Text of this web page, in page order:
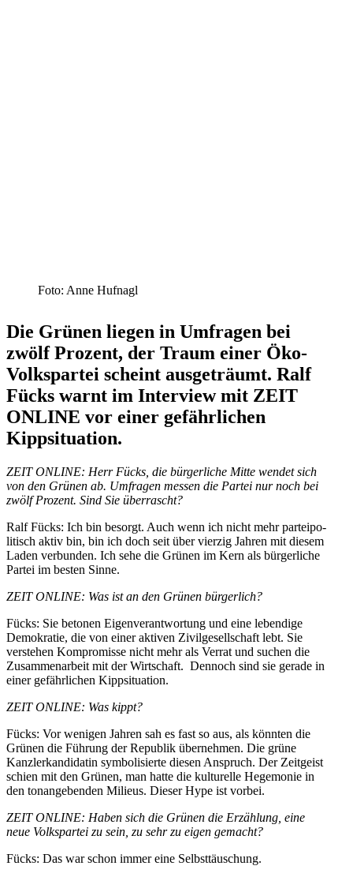
Foto: Anne Hufnagl
Die Grünen liegen in Umfragen bei
zwölf Prozent, der Traum einer Öko-
Volks­partei scheint ausge­träumt. Ralf
Fücks warnt im Interview mit ZEIT
ONLINE vor einer gefähr­lichen
Kippsituation.
ZEIT ONLINE: Herr Fücks, die bürger­liche Mitte wendet sich
von den Grünen ab. Umfragen messen die Partei nur noch bei
zwölf Prozent. Sind Sie überrascht?
Ralf Fücks: Ich bin besorgt. Auch wenn ich nicht mehr partei­po­
li­tisch aktiv bin, bin ich doch seit über vierzig Jahren mit diesem
Laden verbunden. Ich sehe die Grünen im Kern als bürger­liche
Partei im besten Sinne.
ZEIT ONLINE: Was ist an den Grünen bürgerlich?
Fücks: Sie betonen Eigen­ver­ant­wortung und eine lebendige
Demokratie, die von einer aktiven Zivil­ge­sell­schaft lebt. Sie
verstehen Kompro­misse nicht mehr als Verrat und suchen die
Zusam­men­arbeit mit der Wirtschaft. Dennoch sind sie gerade in
einer gefähr­lichen Kippsituation.
ZEIT ONLINE: Was kippt?
Fücks: Vor wenigen Jahren sah es fast so aus, als könnten die
Grünen die Führung der Republik übernehmen. Die grüne
Kanzler­kan­di­datin symbo­li­sierte diesen Anspruch. Der Zeitgeist
schien mit den Grünen, man hatte die kultu­relle Hegemonie in
den tonan­ge­benden Milieus. Dieser Hype ist vorbei.
ZEIT ONLINE: Haben sich die Grünen die Erzählung, eine
neue Volks­partei zu sein, zu sehr zu eigen gemacht?
Fücks: Das war schon immer eine Selbsttäuschung.